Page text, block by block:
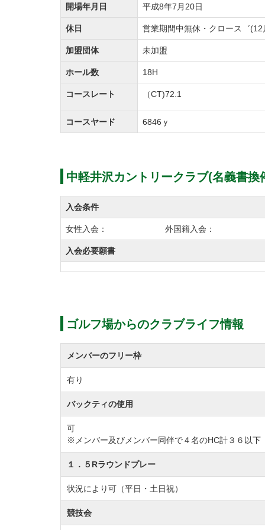
開場年月日 平成8年7月20日
休日 営業期間中無休・クロース゛(12
加盟団体 未加盟
ホール数 18H
コースレート （CT)72.1
コースヤード 6846ｙ
中軽井沢カントリークラブ(名義書換
入会条件
女性入会： 外国籍入会：
入会必要願書
ゴルフ場からのクラブライフ情報
メンバーのフリー枠
有り
バックティの使用
可
※メンバー及びメンバー同伴で４名のHC計３６以下
１．５Rラウンドプレー
状況により可（平日・土日祝）
競技会